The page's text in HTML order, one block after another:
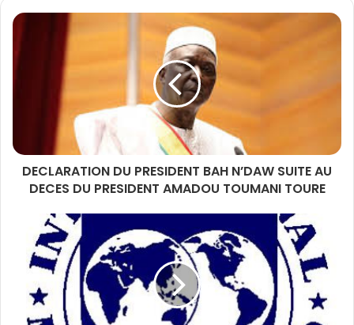
DECLARATION DU PRESIDENT BAH N’DAW SUITE AU
DECES DU PRESIDENT AMADOU TOUMANI TOURE